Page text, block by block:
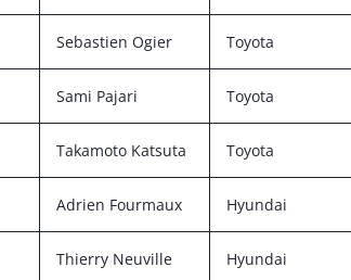
Sebastien Ogier Toyota
Sami Pajari Toyota
Takamoto Katsuta Toyota
Adrien Fourmaux Hyundai
Thierry Neuville Hyundai